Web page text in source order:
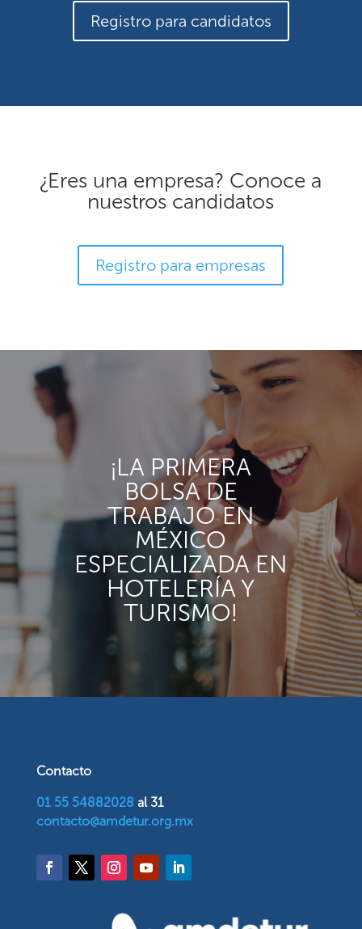
Registro para candidatos
¿Eres una empresa? Conoce a
nuestros candidatos
Registro para empresas
¡LA PRIMERA
BOLSA DE
TRABAJO EN
MÉXICO
ESPECIALIZADA EN
HOTELERÍA Y
TURISMO!
Contacto
01 55 54882028 al 31
contacto@amdetur.org.mx